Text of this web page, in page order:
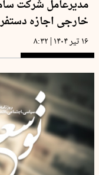
مدیرعامل شرکت
خارجی اجازه
۱۶ تیر ۱۴۰۴ | ۸:۳۲